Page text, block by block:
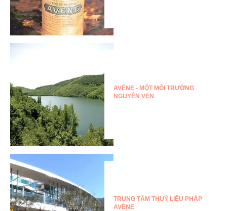
AVÈNE - MỘT MÔI TRƯỜNG
NGUYÊN VẸN
TRUNG TÂM THUỶ LIỆU PHÁP
AVÈNE